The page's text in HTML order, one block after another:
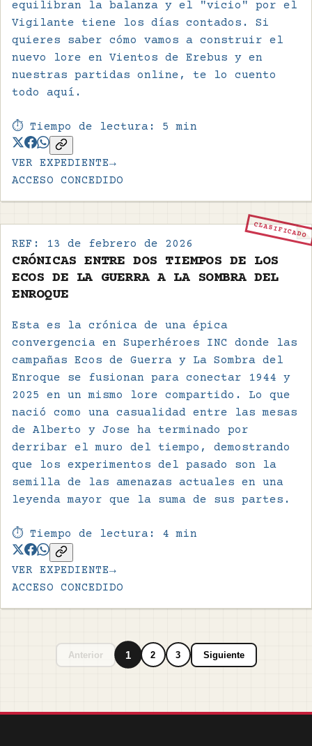
equilibran la balanza y el "vicio" por el
Vigilante tiene los días contados. Si
quieres saber cómo vamos a construir el
nuevo lore en Vientos de Erebus y en
nuestras partidas online, te lo cuento
todo aquí.
⏱️ Tiempo de lectura: 5 min
VER EXPEDIENTE→
ACCESO CONCEDIDO
REF: 13 de febrero de 2026
CLASIFICADO
CRÓNICAS ENTRE DOS TIEMPOS DE LOS
ECOS DE LA GUERRA A LA SOMBRA DEL
ENROQUE
Esta es la crónica de una épica
convergencia en Superhéroes INC donde las
campañas Ecos de Guerra y La Sombra del
Enroque se fusionan para conectar 1944 y
2025 en un mismo lore compartido. Lo que
nació como una casualidad entre las mesas
de Alberto y Jose ha terminado por
derribar el muro del tiempo, demostrando
que los experimentos del pasado son la
semilla de las amenazas actuales en una
leyenda mayor que la suma de sus partes.
⏱️ Tiempo de lectura: 4 min
VER EXPEDIENTE→
ACCESO CONCEDIDO
Anterior 1 2 3 Siguiente